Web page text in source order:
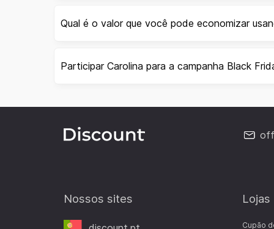
Qual é o valor que você pode economizar
Participar Carolina para a campanha Black
Nossos sites
Cupão